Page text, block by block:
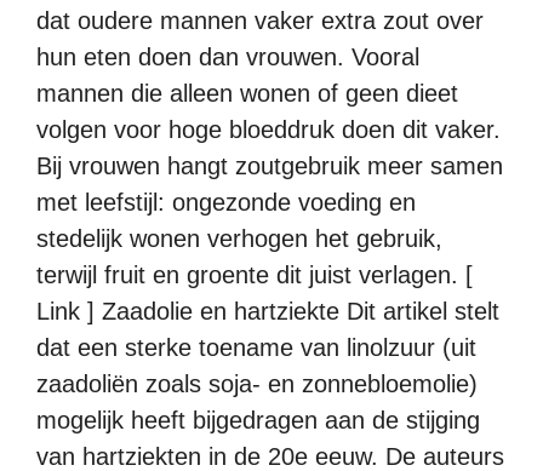
dat oudere mannen vaker extra zout over
hun eten doen dan vrouwen. Vooral
mannen die alleen wonen of geen dieet
volgen voor hoge bloeddruk doen dit vaker.
Bij vrouwen hangt zoutgebruik meer samen
met leefstijl: ongezonde voeding en
stedelijk wonen verhogen het gebruik,
terwijl fruit en groente dit juist verlagen. [
Link ] Zaadolie en hartziekte Dit artikel stelt
dat een sterke toename van linolzuur (uit
zaadoliën zoals soja- en zonnebloemolie)
mogelijk heeft bijgedragen aan de stijging
van hartziekten in de 20e eeuw. De auteurs